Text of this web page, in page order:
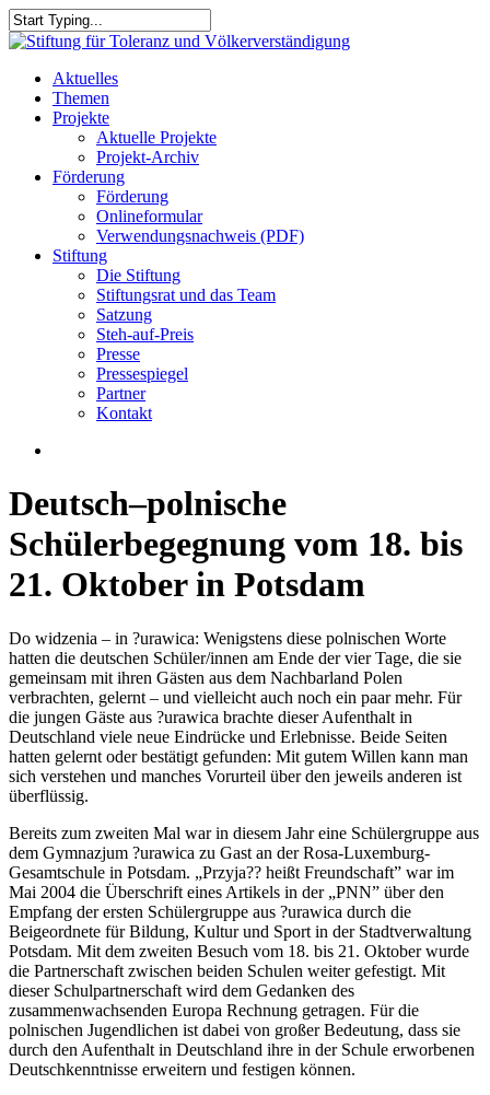
Skip
to
content
Close
search
Menu
Aktuelles
Themen
Projekte
Aktuelle Projekte
Projekt-Archiv
Förderung
Förderung
Onlineformular
Verwendungsnachweis (PDF)
Stiftung
Die Stiftung
Stiftungsrat und das Team
Satzung
Steh-auf-Preis
Presse
Pressespiegel
Partner
Kontakt
Deutsch–polnische
Schülerbegegnung vom 18. bis
21. Oktober in Potsdam
Do widzenia – in ?urawica: Wenigstens diese polnischen Worte
hatten die deutschen Schüler/innen am Ende der vier Tage, die sie
gemeinsam mit ihren Gästen aus dem Nachbarland Polen
verbrachten, gelernt – und vielleicht auch noch ein paar mehr. Für
die jungen Gäste aus ?urawica brachte dieser Aufenthalt in
Deutschland viele neue Eindrücke und Erlebnisse. Beide Seiten
hatten gelernt oder bestätigt gefunden: Mit gutem Willen kann man
sich verstehen und manches Vorurteil über den jeweils anderen ist
überflüssig.
Bereits zum zweiten Mal war in diesem Jahr eine Schülergruppe aus
dem Gymnazjum ?urawica zu Gast an der Rosa-Luxemburg-
Gesamtschule in Potsdam. „Przyja?? heißt Freundschaft” war im
Mai 2004 die Überschrift eines Artikels in der „PNN” über den
Empfang der ersten Schülergruppe aus ?urawica durch die
Beigeordnete für Bildung, Kultur und Sport in der Stadtverwaltung
Potsdam. Mit dem zweiten Besuch vom 18. bis 21. Oktober wurde
die Partnerschaft zwischen beiden Schulen weiter gefestigt. Mit
dieser Schulpartnerschaft wird dem Gedanken des
zusammenwachsenden Europa Rechnung getragen. Für die
polnischen Jugendlichen ist dabei von großer Bedeutung, dass sie
durch den Aufenthalt in Deutschland ihre in der Schule erworbenen
Deutschkenntnisse erweitern und festigen können.